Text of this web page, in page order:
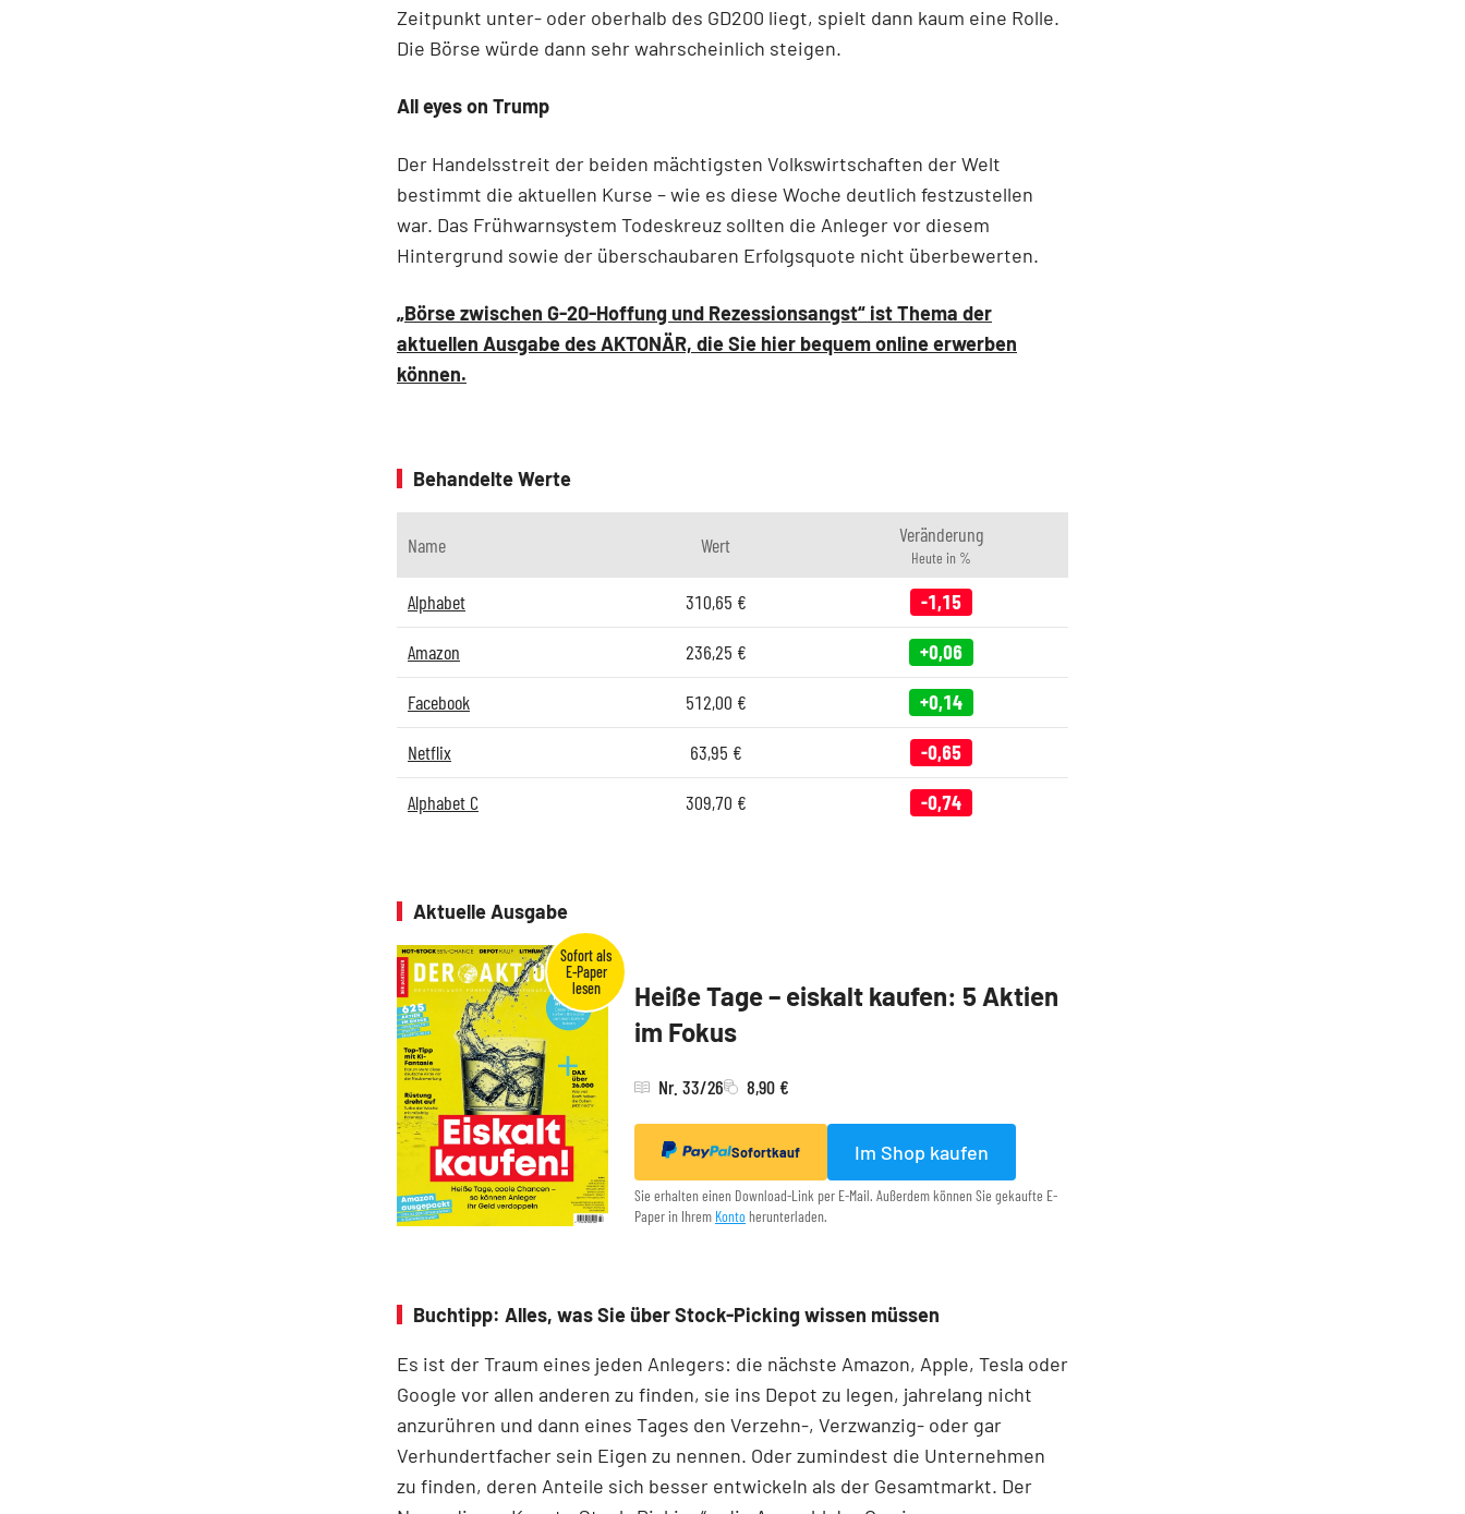
Zeitpunkt unter- oder oberhalb des GD200 liegt, spielt dann kaum eine Rolle.
Die Börse würde dann sehr wahrscheinlich steigen.
All eyes on Trump
Der Handelsstreit der beiden mächtigsten Volkswirtschaften der Welt
bestimmt die aktuellen Kurse – wie es diese Woche deutlich festzustellen
war. Das Frühwarnsystem Todeskreuz sollten die Anleger vor diesem
Hintergrund sowie der überschaubaren Erfolgsquote nicht überbewerten.
„Börse zwischen G-20-Hoffung und Rezessionsangst“ ist Thema der
aktuellen Ausgabe des AKTONÄR, die Sie hier bequem online erwerben
können.
Behandelte Werte
Name Wert Veränderung
Heute in %
Alphabet 310,65 € -1,15
Amazon 236,25 € +0,06
Facebook 512,00 € +0,14
Netflix 63,95 € -0,65
Alphabet C 309,70 € -0,74
Aktuelle Ausgabe
Heiße Tage – eiskalt kaufen: 5 Aktien
im Fokus
Nr. 33/26 8,90 €
Sofortkauf Im Shop kaufen
Sie erhalten einen Download-Link per E-Mail. Außerdem können Sie gekaufte E-
Paper in Ihrem Konto herunterladen.
Buchtipp: Alles, was Sie über Stock-Picking wissen müssen
Es ist der Traum eines jeden Anlegers: die nächste Amazon, Apple, Tesla oder
Google vor allen anderen zu finden, sie ins Depot zu legen, jahrelang nicht
anzurühren und dann eines Tages den Verzehn-, Verzwanzig- oder gar
Verhundertfacher sein Eigen zu nennen. Oder zumindest die Unternehmen
zu finden, deren Anteile sich besser entwickeln als der Gesamtmarkt. Der